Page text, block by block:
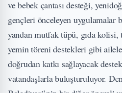
ve bebek çantası desteği,
gençleri önceleyen uygulamalar
yandan mutfak tüpü, gıda kolisi,
yemin töreni destekleri gibi
doğrudan katkı sağlayacak
vatandaşlarla buluşturuluyor.